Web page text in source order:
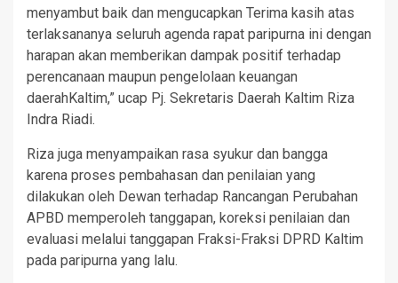
menyambut baik dan mengucapkan Terima kasih atas
terlaksananya seluruh agenda rapat paripurna ini dengan
harapan akan memberikan dampak positif terhadap
perencanaan maupun pengelolaan keuangan
daerahKaltim,” ucap Pj. Sekretaris Daerah Kaltim Riza
Indra Riadi.
Riza juga menyampaikan rasa syukur dan bangga
karena proses pembahasan dan penilaian yang
dilakukan oleh Dewan terhadap Rancangan Perubahan
APBD memperoleh tanggapan, koreksi penilaian dan
evaluasi melalui tanggapan Fraksi-Fraksi DPRD Kaltim
pada paripurna yang lalu.